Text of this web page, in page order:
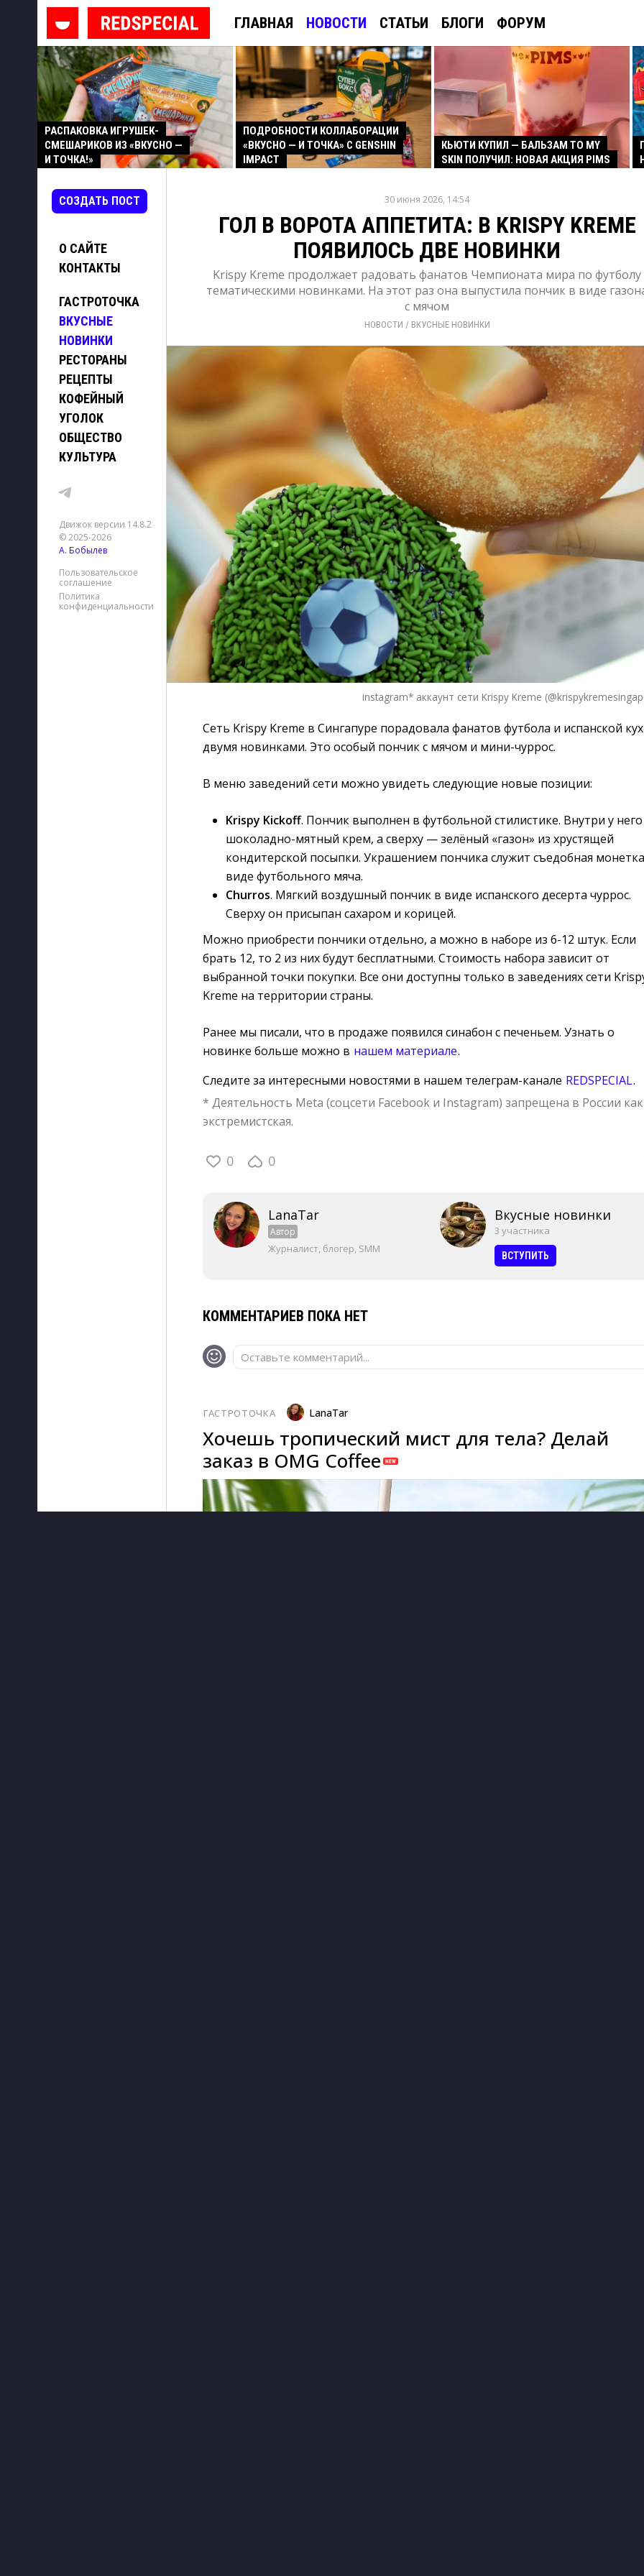
ГЛАВНАЯ НОВОСТИ СТАТЬИ БЛОГИ ФОРУМ
РАСПАКОВКА ИГРУШЕК-
СМЕШАРИКОВ ИЗ «ВКУСНО —
И ТОЧКА!»
ПОДРОБНОСТИ КОЛЛАБОРАЦИИ
«ВКУСНО — И ТОЧКА» С GENSHIN
IMPACT
КЬЮТИ КУПИЛ — БАЛЬЗАМ TO MY
SKIN ПОЛУЧИЛ: НОВАЯ АКЦИЯ PIMS
СОЗДАТЬ ПОСТ
О САЙТЕ
КОНТАКТЫ
ГАСТРОТОЧКА
ВКУСНЫЕ
НОВИНКИ
РЕСТОРАНЫ
РЕЦЕПТЫ
КОФЕЙНЫЙ
УГОЛОК
ОБЩЕСТВО
КУЛЬТУРА
Движок версии 14.8.2
© 2025-2026
А. Бобылев
Пользовательское
соглашение
Политика
конфиденциальности
30 июня 2026, 14:54
ГОЛ В ВОРОТА АППЕТИТА: В KRISPY KREME
ПОЯВИЛОСЬ ДВЕ НОВИНКИ
Krispy Kreme продолжает радовать фанатов Чемпионата мира по футболу
тематическими новинками. На этот раз она выпустила пончик в виде
с мячом
НОВОСТИ / ВКУСНЫЕ НОВИНКИ
instagram* аккаунт сети Krispy Kreme
Сеть Krispy Kreme в Сингапуре порадовала фанатов футбола и испанской
двумя новинками. Это особый пончик с мячом и мини-чуррос.
В меню заведений сети можно увидеть следующие новые позиции:
Krispy Kickoff. Пончик выполнен в футбольной стилистике. Внутри у него
шоколадно-мятный крем, а сверху — зелёный «газон» из хрустящей
кондитерской посыпки. Украшением пончика служит съедобная
виде футбольного мяча.
Churros. Мягкий воздушный пончик в виде испанского десерта чуррос.
Сверху он присыпан сахаром и корицей.
Можно приобрести пончики отдельно, а можно в наборе из 6-12 штук. Если
брать 12, то 2 из них будут бесплатными. Стоимость набора зависит от
выбранной точки покупки. Все они доступны только в заведениях сети
Kreme на территории страны.
Ранее мы писали, что в продаже появился синабон с печеньем. Узнать о
новинке больше можно в нашем материале.
Следите за интересными новостями в нашем телеграм-канале REDSPECIAL.
* Деятельность Meta (соцсети Facebook и Instagram) запрещена в России как
экстремистская.
0 0
LanaTar
Автор
Журналист, блогер, SMM
Вкусные новинки
3 участника
ВСТУПИТЬ
КОММЕНТАРИЕВ ПОКА НЕТ
Оставьте комментарий...
ГАСТРОТОЧКА LanaTar
Хочешь тропический мист для тела? Делай
заказ в OMG Coffee